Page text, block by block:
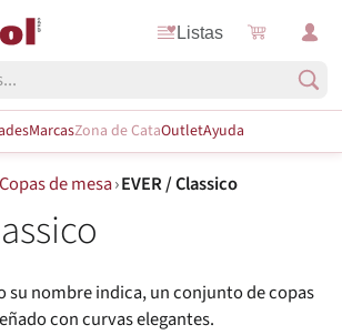
Listas
MarcasZona de CataOutletAyuda
Copas de mesa›EVER / Classico
su nombre indica, un conjunto de copas
con curvas elegantes.